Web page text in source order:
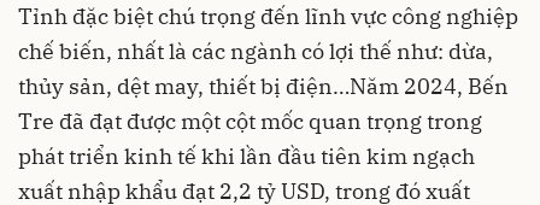
Tỉnh đặc biệt chú trọng đến lĩnh vực công nghiệp
chế biến, nhất là các ngành có lợi thế như: dừa,
thủy sản, dệt may, thiết bị điện…Năm 2024, Bến
Tre đã đạt được một cột mốc quan trọng trong
phát triển kinh tế khi lần đầu tiên kim ngạch
xuất nhập khẩu đạt 2,2 tỷ USD, trong đó xuất